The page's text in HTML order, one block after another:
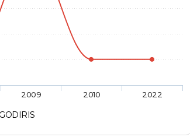
GODIRIS
2009 2010 2022